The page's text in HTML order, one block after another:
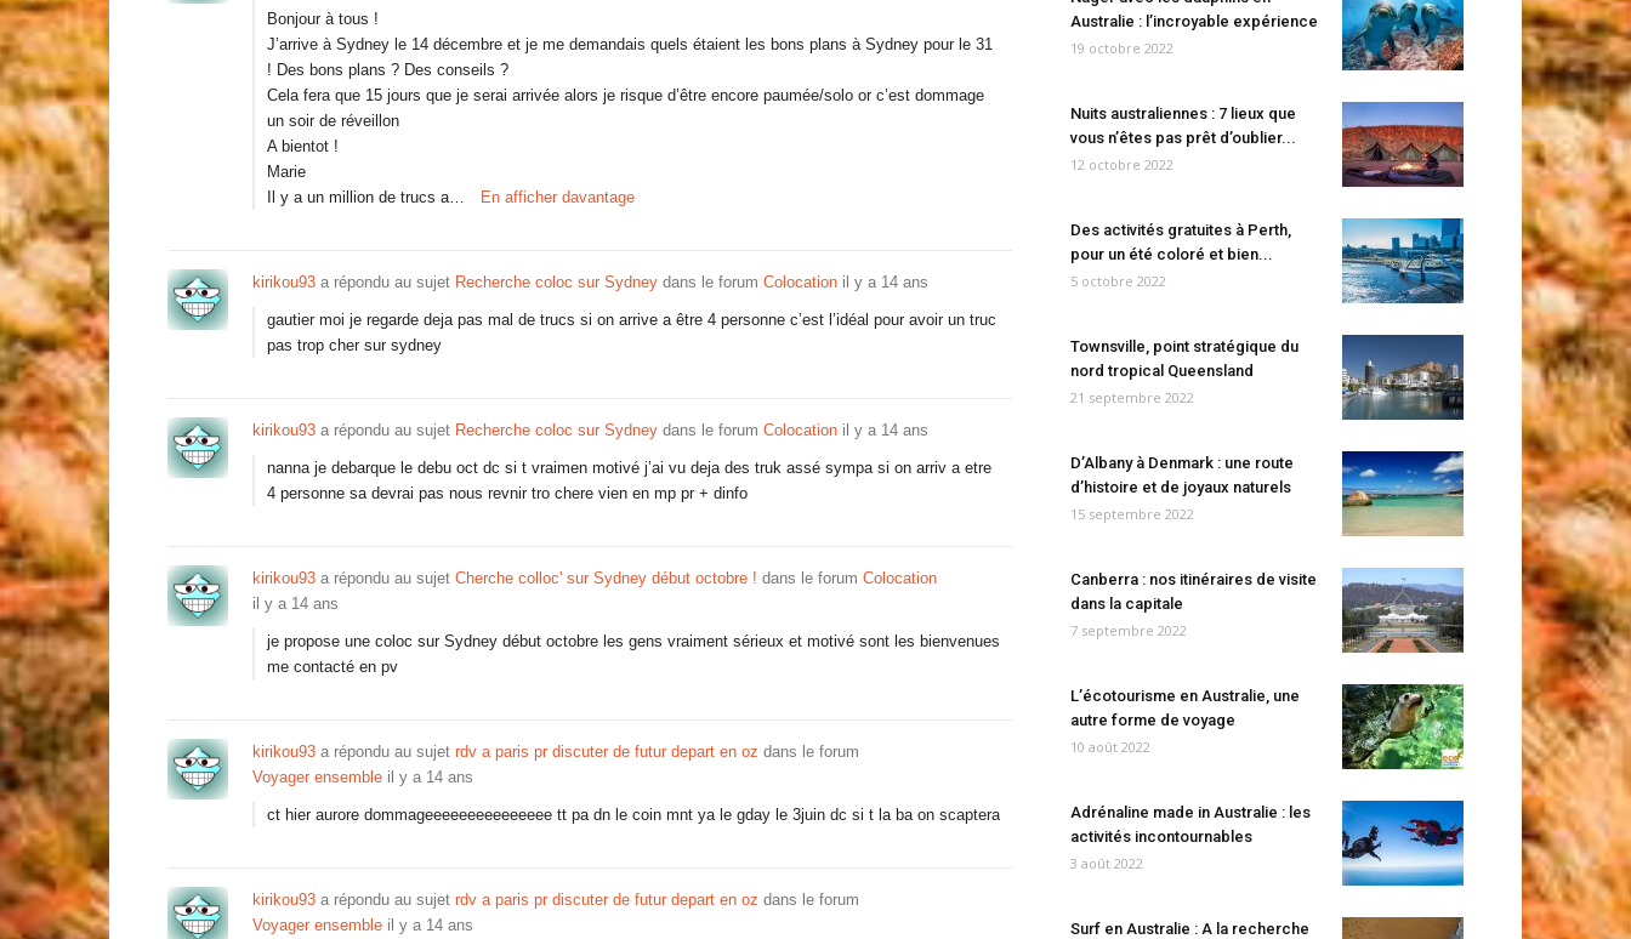
Bonjour à tous !
J’arrive à Sydney le 14 décembre et je me demandais quels étaient les bons plans à Sydney pour le 31
! Des bons plans ? Des conseils ?
Cela fera que 15 jours que je serai arrivée alors je risque d’être encore paumée/solo or c’est dommage
un soir de réveillon
A bientot !
Marie
Il y a un million de trucs a…
En afficher davantage
kirikou93 a répondu au sujet Recherche coloc sur Sydney dans le forum Colocation il y a 14 ans
gautier moi je regarde deja pas mal de trucs si on arrive a être 4 personne c’est l’idéal pour avoir un truc
pas trop cher sur sydney
kirikou93 a répondu au sujet Recherche coloc sur Sydney dans le forum Colocation il y a 14 ans
nanna je debarque le debu oct dc si t vraimen motivé j’ai vu deja des truk assé sympa si on arriv a etre
4 personne sa devrai pas nous revnir tro chere vien en mp pr + dinfo
kirikou93 a répondu au sujet Cherche colloc' sur Sydney début octobre ! dans le forum Colocation
il y a 14 ans
je propose une coloc sur Sydney début octobre les gens vraiment sérieux et motivé sont les bienvenues
me contacté en pv
kirikou93 a répondu au sujet rdv a paris pr discuter de futur depart en oz dans le forum
Voyager ensemble il y a 14 ans
ct hier aurore dommageeeeeeeeeeeeeee tt pa dn le coin mnt ya le gday le 3juin dc si t la ba on scaptera
kirikou93 a répondu au sujet rdv a paris pr discuter de futur depart en oz dans le forum
Voyager ensemble il y a 14 ans
Australie : l’incroyable expérience
19 octobre 2022
Nuits australiennes : 7 lieux que
vous n’êtes pas prêt d’oublier...
12 octobre 2022
Des activités gratuites à Perth,
pour un été coloré et bien...
5 octobre 2022
Townsville, point stratégique du
nord tropical Queensland
21 septembre 2022
D’Albany à Denmark : une route
d’histoire et de joyaux naturels
15 septembre 2022
Canberra : nos itinéraires de visite
dans la capitale
7 septembre 2022
L’écotourisme en Australie, une
autre forme de voyage
10 août 2022
Adrénaline made in Australie : les
activités incontournables
3 août 2022
Surf en Australie : A la recherche